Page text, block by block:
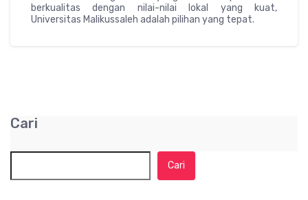
berkualitas dengan nilai-nilai lokal yang kuat,
Universitas Malikussaleh adalah pilihan yang tepat.
Cari
Cari